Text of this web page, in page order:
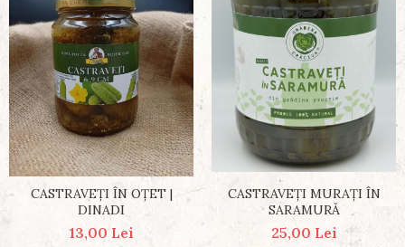
CASTRAVEȚI ÎN OȚET |
DINADI
13,00 Lei
CASTRAVEȚI MURAȚI ÎN
SARAMURĂ
25,00 Lei